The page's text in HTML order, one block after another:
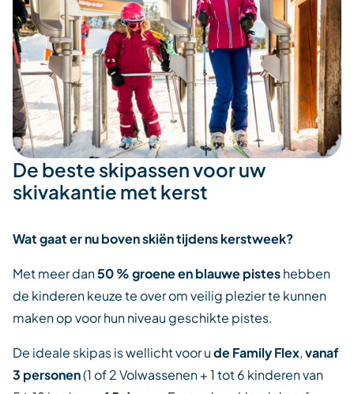
De beste skipassen voor uw
skivakantie met kerst
Wat gaat er nu boven skiën tijdens kerstweek?
Met meer dan50 % groene en blauwe pisteshebben
de kinderen keuze te over om veilig plezier te kunnen
maken op voor hun niveau geschikte pistes.
De ideale skipas is wellicht voor ude Family Flex,vanaf
3 personen(1 of 2 Volwassenen + 1 tot 6 kinderen van